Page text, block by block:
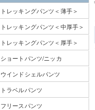
トレッキングパンツ＜薄手＞
トレッキングパンツ＜中厚手＞
トレッキングパンツ＜厚手＞
ショートパンツ/ニッカ
ウインドシェルパンツ
トラベルパンツ
フリースパンツ